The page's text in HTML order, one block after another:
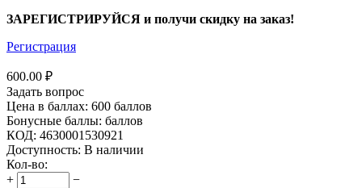
ЗАРЕГИСТРИРУЙСЯ и получи скидку на заказ!
Регистрация
600.00 ₽
Задать вопрос
Цена в баллах: 600 баллов
Бонусные баллы: баллов
КОД: 4630001530921
Доступность: В наличии
Кол-во:
+
−